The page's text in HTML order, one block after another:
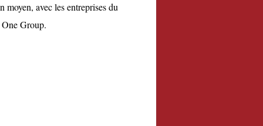
moyen, avec les entreprises du
Group.